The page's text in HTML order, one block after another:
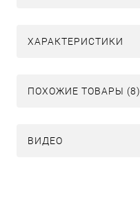
ХАРАКТЕРИСТИКИ
ПОХОЖИЕ ТОВАРЫ (8)
ВИДЕО